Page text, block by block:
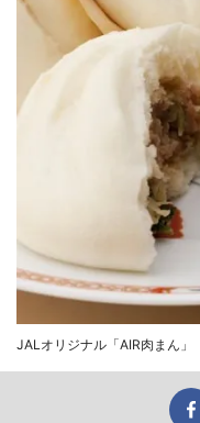
JALオリジナル「AIR肉まん」